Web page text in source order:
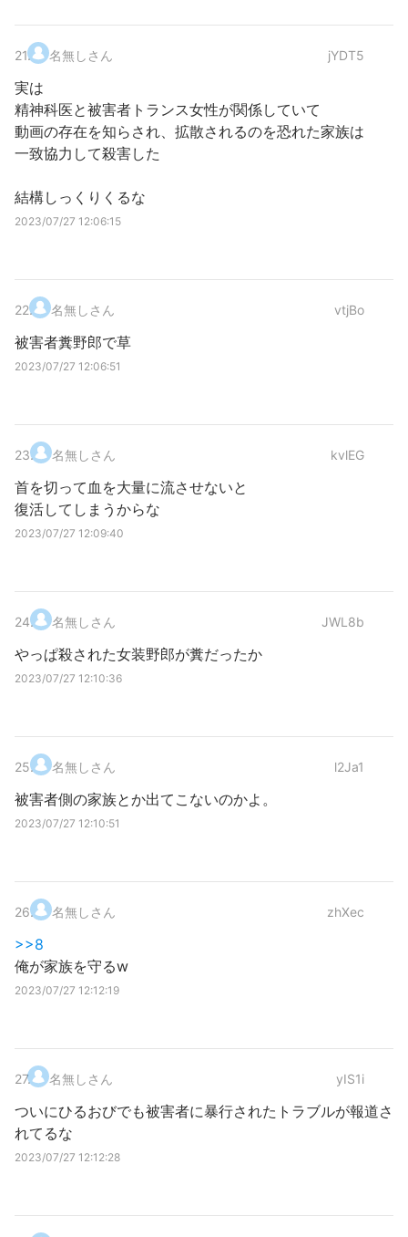
21. 名無しさん jYDT5
実は
精神科医と被害者トランス女性が関係していて
動画の存在を知らされ、拡散されるのを恐れた家族は
一致協力して殺害した
結構しっくりくるな
2023/07/27 12:06:15
22. 名無しさん vtjBo
被害者糞野郎で草
2023/07/27 12:06:51
23. 名無しさん kvlEG
首を切って血を大量に流させないと
復活してしまうからな
2023/07/27 12:09:40
24. 名無しさん JWL8b
やっぱ殺された女装野郎が糞だったか
2023/07/27 12:10:36
25. 名無しさん l2Ja1
被害者側の家族とか出てこないのかよ。
2023/07/27 12:10:51
26. 名無しさん zhXec
>>8
俺が家族を守るw
2023/07/27 12:12:19
27. 名無しさん yIS1i
ついにひるおびでも被害者に暴行されたトラブルが報道さ
れてるな
2023/07/27 12:12:28